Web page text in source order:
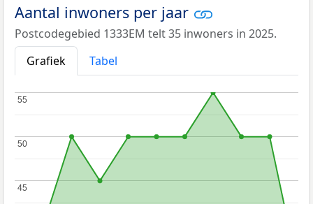
Aantal inwoners per jaar
Postcodegebied 1333EM telt 35 inwoners in 2025.
Grafiek
Tabel
45
45
50
50
55
55